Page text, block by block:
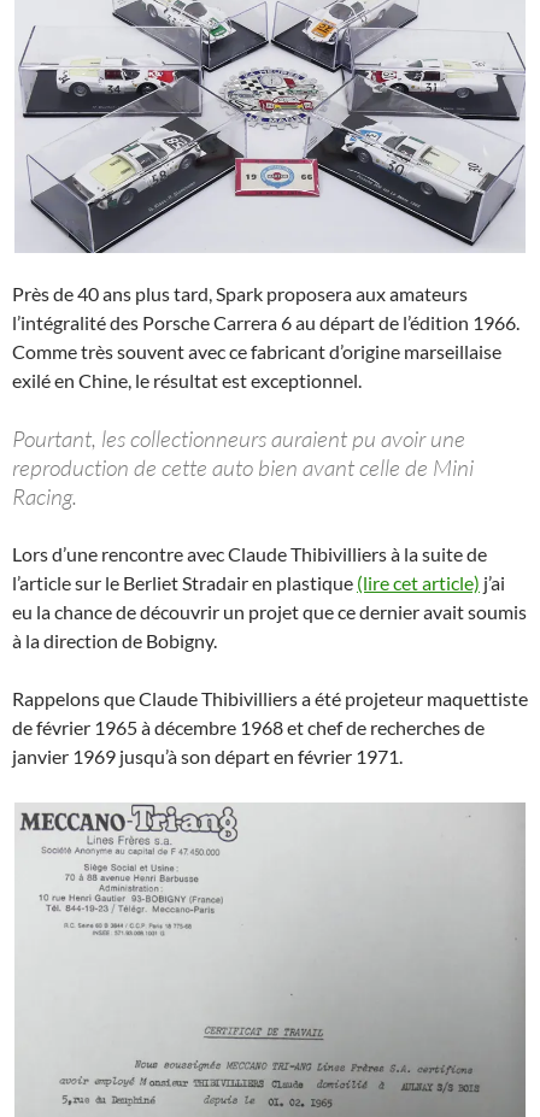
Près de 40 ans plus tard, Spark proposera aux amateurs
l’intégralité des Porsche Carrera 6 au départ de l’édition 1966.
Comme très souvent avec ce fabricant d’origine marseillaise
exilé en Chine, le résultat est exceptionnel.
Pourtant, les collectionneurs auraient pu avoir une
reproduction de cette auto bien avant celle de Mini
Racing.
Lors d’une rencontre avec Claude Thibivilliers à la suite de
l’article sur le Berliet Stradair en plastique (lire cet article) j’ai
eu la chance de découvrir un projet que ce dernier avait soumis
à la direction de Bobigny.
Rappelons que Claude Thibivilliers a été projeteur maquettiste
de février 1965 à décembre 1968 et chef de recherches de
janvier 1969 jusqu’à son départ en février 1971.